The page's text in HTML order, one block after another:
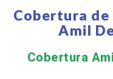
Cobertura
Amil
Cobertura